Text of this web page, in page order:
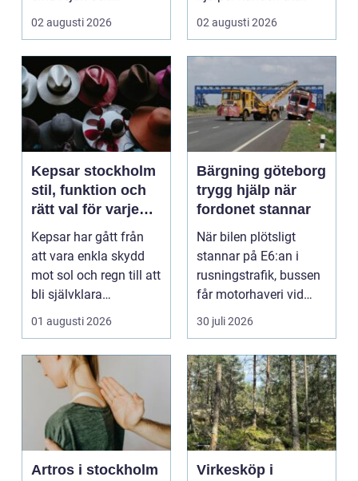
samtidigt få ett
behagliga...
02 augusti 2026
känna sig tryg...
02 augusti 2026
Kepsar stockholm
stil, funktion och
rätt val för varje
huvud
Kepsar har gått från
att vara enkla skydd
mot sol och regn till att
bli självklara
modeplagg i stors...
01 augusti 2026
Bärgning göteborg
trygg hjälp när
fordonet stannar
När bilen plötsligt
stannar på E6:an i
rusningstrafik, bussen
får motorhaveri vid
hållplatsen eller ...
30 juli 2026
Artros i stockholm
Virkesköp i